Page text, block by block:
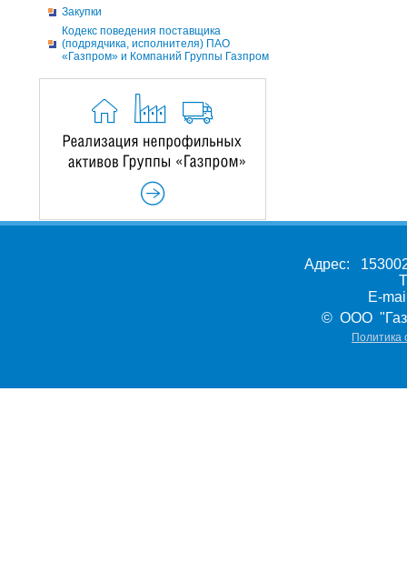
Закупки
Кодекс поведения поставщика
(подрядчика, исполнителя) ПАО
«Газпром» и Компаний Группы Газпром
Адрес:
E-
© ООО
Политика